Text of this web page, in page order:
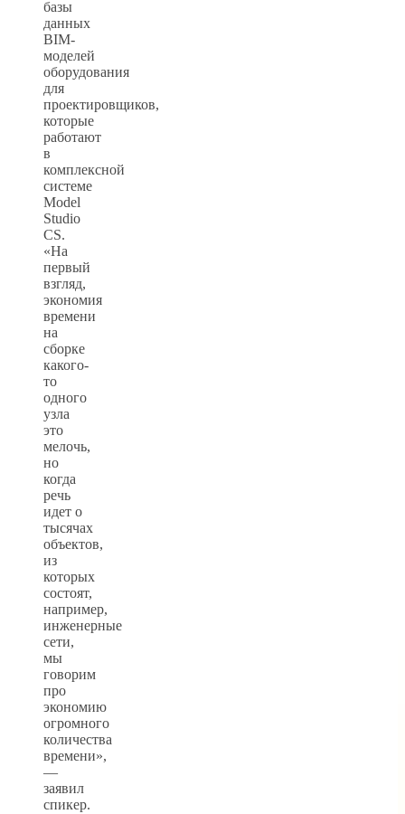
базы
данных
BIM-
моделей
оборудования
для
проектировщиков,
которые
работают
в
комплексной
системе
Model
Studio
CS.
«На
первый
взгляд,
экономия
времени
на
сборке
какого-
то
одного
узла
это
мелочь,
но
когда
речь
идет о
тысячах
объектов,
из
которых
состоят,
например,
инженерные
сети,
мы
говорим
про
экономию
огромного
количества
времени»,
—
заявил
спикер.